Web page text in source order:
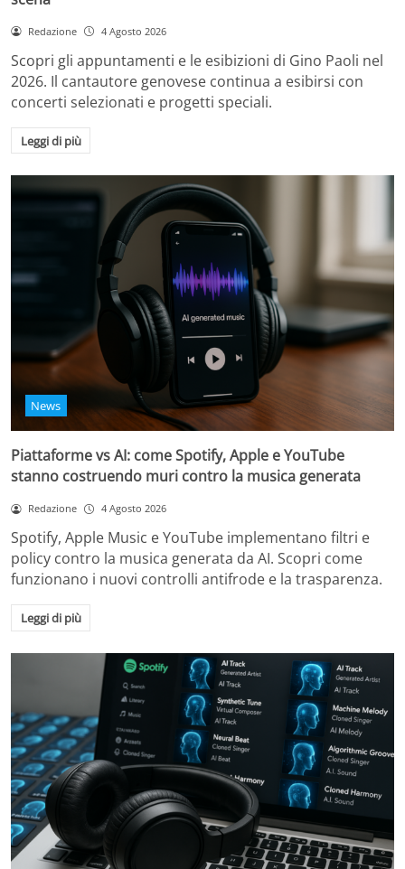
Redazione 4 Agosto 2026
Scopri gli appuntamenti e le esibizioni di Gino Paoli nel
2026. Il cantautore genovese continua a esibirsi con
concerti selezionati e progetti speciali.
Leggi di più
News
Piattaforme vs AI: come Spotify, Apple e YouTube
stanno costruendo muri contro la musica generata
Redazione 4 Agosto 2026
Spotify, Apple Music e YouTube implementano filtri e
policy contro la musica generata da AI. Scopri come
funzionano i nuovi controlli antifrode e la trasparenza.
Leggi di più